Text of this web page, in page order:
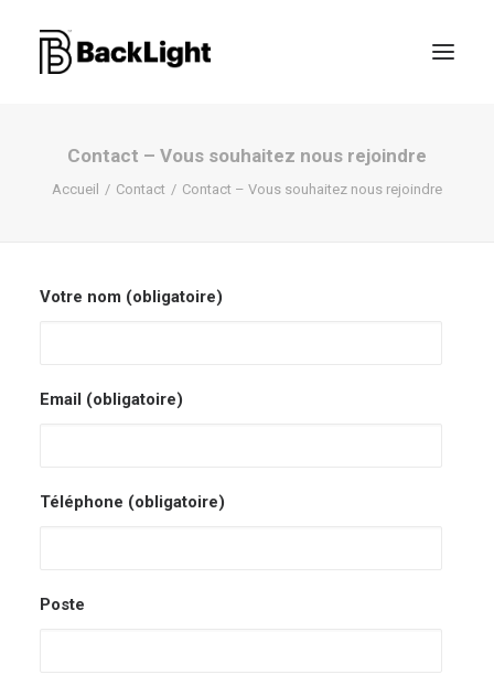
PROJETS XR
CONTACT
Contact – Vous souhaitez nous rejoindre
Accueil Contact Contact – Vous souhaitez nous rejoindre
Votre nom (obligatoire)
Email (obligatoire)
Téléphone (obligatoire)
Poste